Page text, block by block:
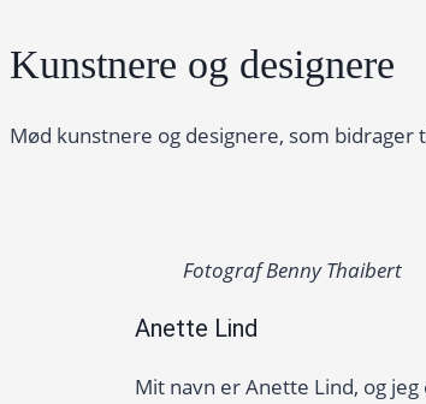
Kunstnere og designere
Mød kunstnere og designere, som
Fotograf Benny Thaibert
Anette Lind
Mit navn er Anette Lind, og